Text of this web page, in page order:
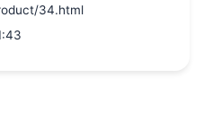
34.html